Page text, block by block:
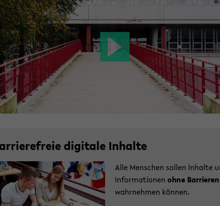
di­gi­ta­le In­hal­te
Alle Men­schen sol­len In­hal­te
In­for­ma­tio­nen ohne Bar­rie­ren
wahr­neh­men kön­nen.